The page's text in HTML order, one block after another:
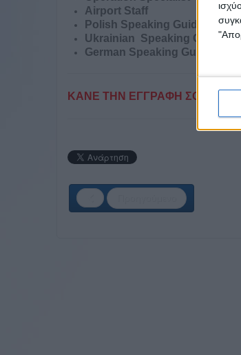
Airport Staff
Polish Speaking Guide
Ukrainian Speaking Guide
German Speaking Guide
ΚΑΝΕ ΤΗΝ ΕΓΓΡΑΦΗ ΣΟΥ ΤΩΡΑ!